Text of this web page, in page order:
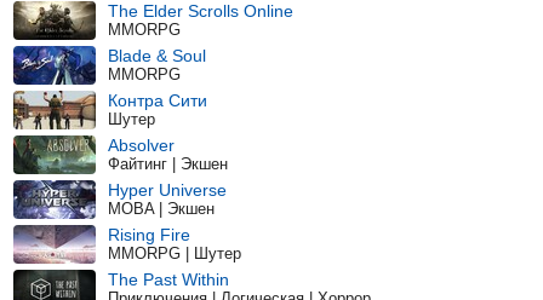
The Elder Scrolls Online
MMORPG
Blade & Soul
MMORPG
Контра Сити
Шутер
Absolver
Файтинг | Экшен
Hyper Universe
MOBA | Экшен
Rising Fire
MMORPG | Шутер
The Past Within